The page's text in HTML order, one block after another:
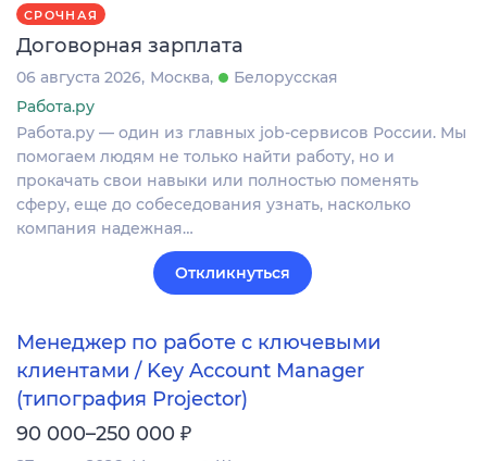
СРОЧНАЯ
Договорная зарплата
06 августа 2026 Москва
Белорусская
Работа.ру
Работа.ру — один из главных job-сервисов России. Мы
помогаем людям не только найти работу, но и
прокачать свои навыки или полностью поменять
сферу, еще до собеседования узнать, насколько
компания надежная…
Откликнуться
Менеджер по работе с ключевыми
клиентами / Key Account Manager
(типография Projector)
90 000–250 000 ₽